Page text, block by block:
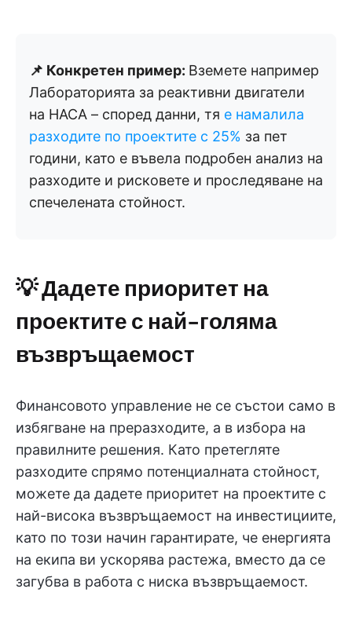
📌 Конкретен пример: Вземете например
Лабораторията за реактивни двигатели
на НАСА – според данни, тя е намалила
разходите по проектите с 25% за пет
години, като е въвела подробен анализ на
разходите и рисковете и проследяване на
спечелената стойност.
💡 Дадете приоритет на
проектите с най-голяма
възвръщаемост
Финансовото управление не се състои само в
избягване на преразходите, а в избора на
правилните решения. Като претегляте
разходите спрямо потенциалната стойност,
можете да дадете приоритет на проектите с
най-висока възвръщаемост на инвестициите,
като по този начин гарантирате, че енергията
на екипа ви ускорява растежа, вместо да се
загубва в работа с ниска възвръщаемост.